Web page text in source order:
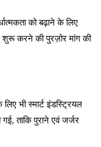
को बढ़ाने के लिए
शुरू करने की पुरज़ोर मांग की
भी स्मार्ट इंडस्ट्रियल
ताकि पुराने एवं जर्जर